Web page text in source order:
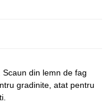
din lemn de fag
gradinite, atat pentru